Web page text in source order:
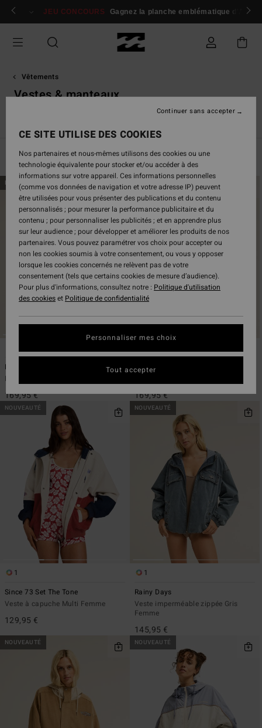
Passez
sélection
produits
Se connecter / s'inscrire
JEU CONCOURS Gagnez la planche emblématique d'Andy
Vêtements
Vestes & manteaux
Filtrer & Trier
Passer
aux
critères
filtrage
recherche
Aller
a
NOUVEAUTÉ
Fall Camper
Doudoune à capuche Vert Femme
169,95 €
NOUVEAUTÉ
Fall Camper
169,95 €
NOUVEAUTÉ
1
Since 73 Set The Tone
Veste à capuche Multi Femme
129,95 €
NOUVEAUTÉ
1
Rainy Days
Veste imperméable zippée Gris
Femme
145,95 €
NOUVEAUTÉ NOUVEAUTÉ
CE SITE UTILISE DES COOKIES
Nos partenaires et nous-mêmes utilisons des cookies ou une
technologie équivalente pour stocker et/ou accéder à des
informations sur votre appareil. Ces informations personnelles
(comme vos données de navigation et votre adresse IP) peuvent
être utilisées pour vous présenter des publications et du contenu
personnalisés ; pour mesurer la performance publicitaire et du
contenu ; pour personnaliser les publicités ; et en apprendre plus
sur leur audience ; pour développer et améliorer les produits de nos
partenaires. Vous pouvez paramétrer vos choix pour accepter ou
non les cookies soumis à votre consentement, ou vous y opposer
lorsque les cookies concernés ne relèvent pas de votre
consentement (tels que certains cookies de mesure d’audience).
Pour plus d'informations, consultez notre : Politique d'utilisation
des cookieset Politique de confidentialité
Personnaliser mes choix
Continuer sans accepter
Tout accepter